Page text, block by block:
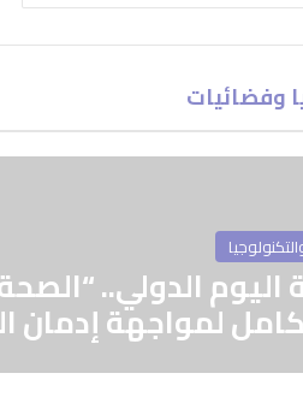
وفضائيات
اليوم الدولي..
لمواجهة إدمان